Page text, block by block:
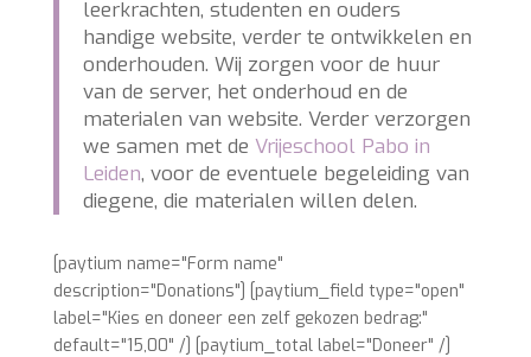
Helponsdeze, voor Vrijeschool
leerkrachten, studenten en ouders
handige website, verder te ontwikkelen en
onderhouden. Wij zorgen voor de huur
van de server, het onderhoud en de
materialen van website. Verder verzorgen
we samen met de
diegene, die materialen willen delen.
[paytium name="Form name"